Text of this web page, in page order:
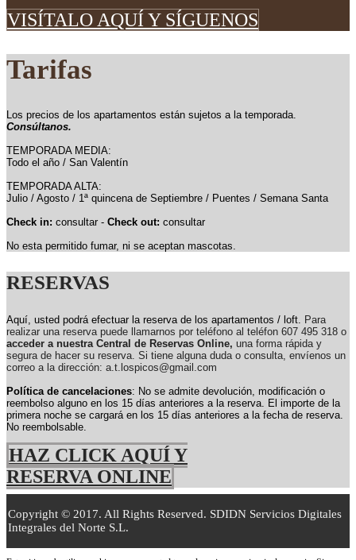
VISÍTALO AQUÍ Y SÍGUENOS
Tarifas
Los precios de los apartamentos están sujetos a la temporada.
Consúltanos.
TEMPORADA MEDIA:
Todo el año / San Valentín
TEMPORADA ALTA:
Julio / Agosto / 1ª quincena de Septiembre / Puentes / Semana Santa
Check in: consultar - Check out: consultar
No esta permitido fumar, ni se aceptan mascotas.
RESERVAS
Aquí, usted podrá efectuar la reserva de los apartamentos / loft.
Para
realizar una reserva puede llamarnos por teléfono al teléfon 607 495 318 o
acceder a nuestra Central de Reservas Online, una forma rápida y
segura de hacer su reserva. Si tiene alguna duda o consulta, envíenos un
correo a la dirección: a.t.lospicos@gmail.com
Política de cancelaciones: No se admite devolución, modificación o
reembolso alguno en los 15 días anteriores a la reserva.
El importe de la
primera noche se cargará en los 15 días anteriores a la fecha de reserva.
No reembolsable.
HAZ CLICK AQUÍ Y
RESERVA ONLINE
Copyright © 2017. All Rights Reserved. SDIDN Servicios Digitales
Integrales del Norte S.L.